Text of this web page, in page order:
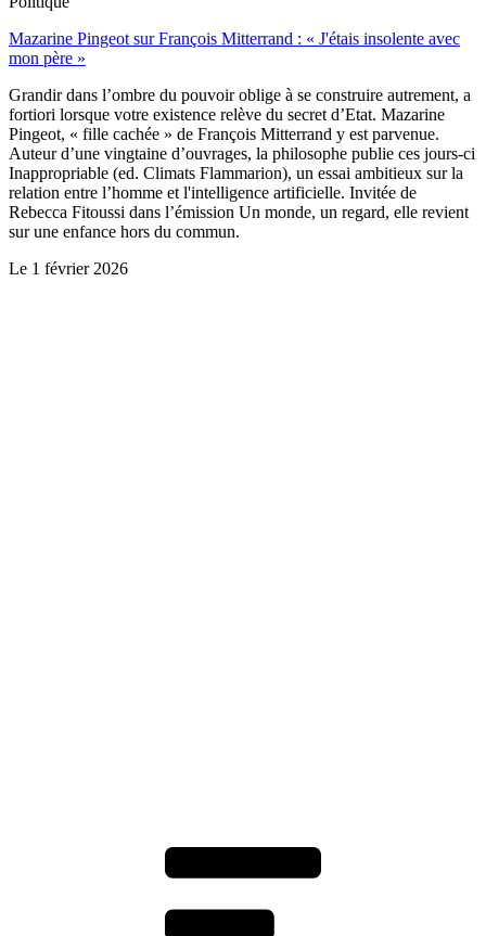
Mazarine Pingeot sur François Mitterrand : « J'étais insolente avec
mon père »
Grandir dans l’ombre du pouvoir oblige à se construire autrement, a
fortiori lorsque votre existence relève du secret d’Etat. Mazarine
Pingeot, « fille cachée » de François Mitterrand y est parvenue.
Auteur d’une vingtaine d’ouvrages, la philosophe publie ces jours-ci
Inappropriable (ed. Climats Flammarion), un essai ambitieux sur la
relation entre l’homme et l'intelligence artificielle. Invitée de
Rebecca Fitoussi dans l’émission Un monde, un regard, elle revient
sur une enfance hors du commun.
Le 1 février 2026